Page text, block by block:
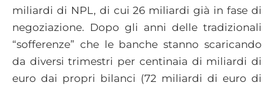
miliardi di NPL, di cui 26 miliardi già in fase di
negoziazione. Dopo gli anni delle tradizionali
“sofferenze” che le banche stanno scaricando
da diversi trimestri per centinaia di miliardi di
euro dai propri bilanci (72 miliardi di euro di